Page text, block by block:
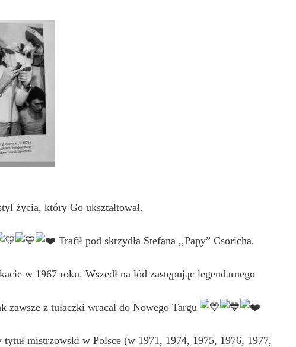
życia, który Go ukształtował.
Trafił pod skrzydła Stefana ,,Papy” Csoricha.
w 1967 roku. Wszedł na lód zastępując legendarnego
z tułaczki wracał do Nowego Targu
mistrzowski w Polsce (w 1971, 1974, 1975, 1976, 1977,